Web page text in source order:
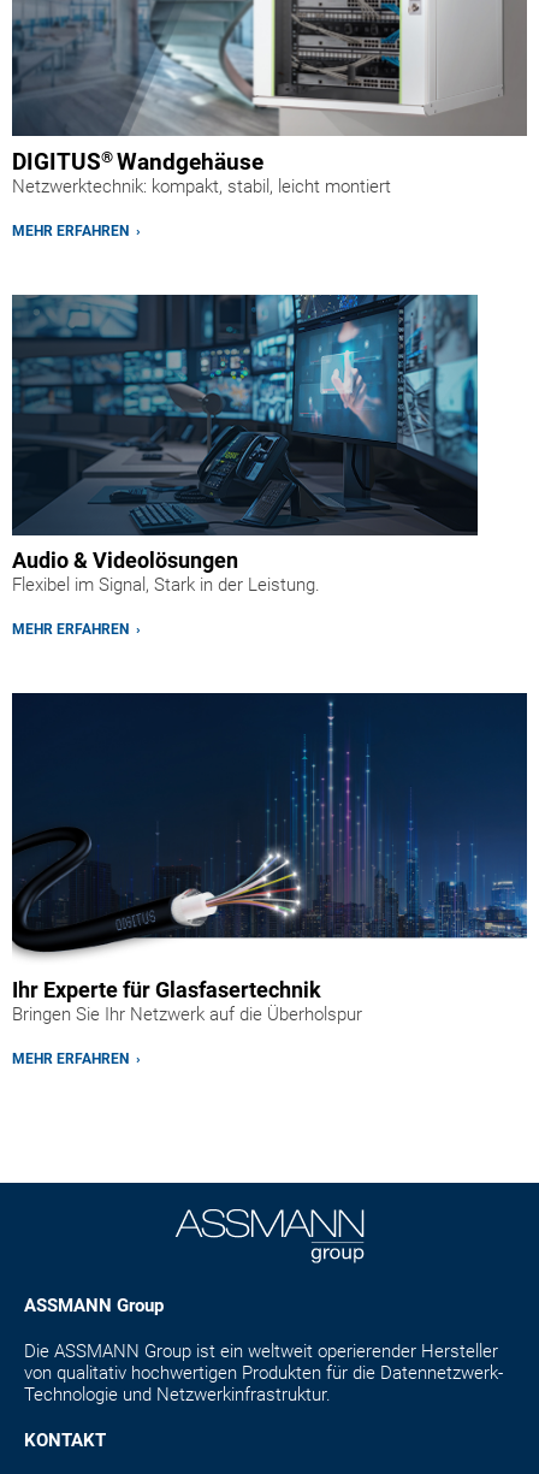
DIGITUS® Wandgehäuse
Netzwerktechnik: kompakt, stabil, leicht montiert
MEHR ERFAHREN ›
Audio & Videolösungen
Flexibel im Signal, Stark in der Leistung.
MEHR ERFAHREN ›
Ihr Experte für Glasfasertechnik
Bringen Sie Ihr Netzwerk auf die Überholspur
MEHR ERFAHREN ›
ASSMANN Group
Die ASSMANN Group ist ein weltweit operierender Hersteller
von qualitativ hochwertigen Produkten für die Datennetzwerk-
Technologie und Netzwerkinfrastruktur.
KONTAKT